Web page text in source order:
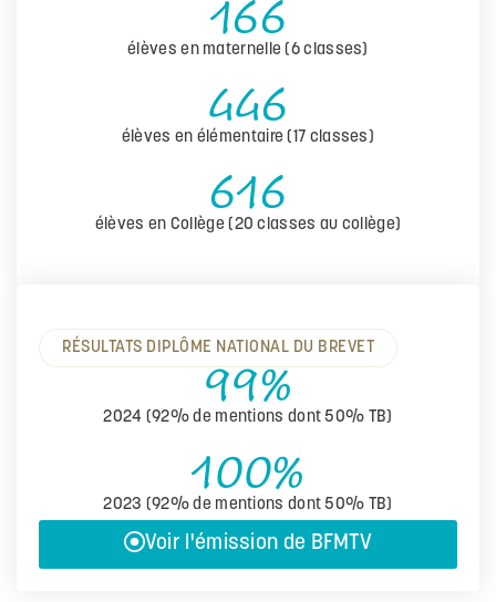
166
élèves en maternelle (6 classes)
446
élèves en élémentaire (17 classes)
616
élèves en Collège (20 classes au collège)
RÉSULTATS DIPLÔME NATIONAL DU BREVET
99%
2024 (92% de mentions dont 50% TB)
100%
2023 (92% de mentions dont 50% TB)
Voir l'émission de BFMTV